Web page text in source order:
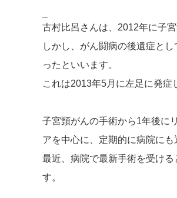
古村比呂さんは、2012年に子
しかし、がん闘病の後遺症と
ったといいます。
これは2013年5月に左足に発症
子宮頸がんの手術から1年後に
アを中心に、定期的に病院にも
最近、病院で最新手術を受け
す。